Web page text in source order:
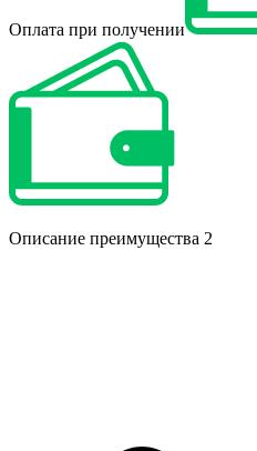
Оплата при получении
Описание преимущества 2